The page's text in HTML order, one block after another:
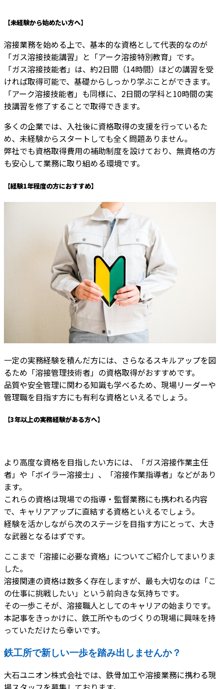
【未経験から始めたい方へ】
溶接業務を始める上で、基本的な資格として代表的なのが
「ガス溶接技能講習」と「アーク溶接特別教育」です。
「ガス溶接技能者」は、約2日間（14時間）ほどの講習を受
ければ取得可能で、基礎からしっかり学ぶことができます。
「アーク溶接技能者」も同様に、2日間の学科と10時間の実
技講習を修了することで取得できます。
多くの企業では、入社後に資格取得の支援を行っているた
め、未経験からスタートしても全く問題ありません。
弊社でも資格取得費用の補助制度を設けており、無資格の方
も安心して業務に取り組める環境です。
【経験1年程度の方におすすめ】
一定の実務経験を積んだ方には、さらなるスキルアップを図
るため「溶接管理技術者」の資格取得がおすすめです。
品質や安全管理に関わる知識も学べるため、現場リーダーや
管理職を目指す方にも有利な資格といえるでしょう。
【3年以上の実務経験がある方へ】
より高度な資格を目指したい方には、「ガス溶接作業主任
者」や「ボイラー溶接士」、「溶接作業指導者」などがあり
ます。
これらの資格は現場での指導・監督業務にも携われる内容
で、キャリアアップに直結する資格といえるでしょう。
経験を活かしながら次のステージを目指す方にとって、大き
な武器となるはずです。
ここまで「溶接に必要な資格」についてご紹介してまいりま
した。
溶接関連の資格は数多く存在しますが、最も大切なのは「こ
の仕事に挑戦したい」という前向きな気持ちです。
その一歩こそが、溶接職人としてのキャリアの始まりです。
本記事をきっかけに、鉄工所やものづくりの現場に興味を持
っていただけたら幸いです。
鉄工所で新しい一歩を踏み出しませんか？
大石ユニオン株式会社では、鉄骨加工や溶接業務に携わる現